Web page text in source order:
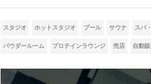
スタジオ ホットスタジオ プール サウナ スパ
パウダールーム プロテインラウンジ 売店 自動